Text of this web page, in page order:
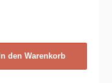
In den Warenkorb